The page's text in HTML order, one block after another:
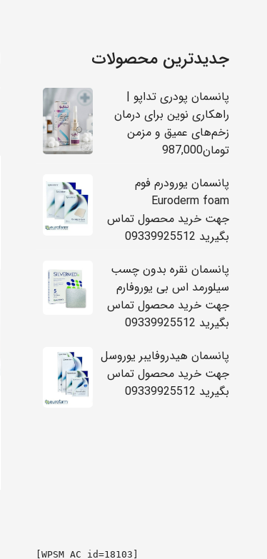
جدیدترین محصولات
پانسمان پودری تداپو |
راهکاری نوین برای درمان
زخم‌های عمیق و مزمن
تومان987,000
پانسمان یورودرم فوم
Euroderm foam
جهت خرید محصول تماس
بگیرید 09339925512
پانسمان نقره بدون چسب
سیلورمد اس بی یوروفارم
جهت خرید محصول تماس
بگیرید 09339925512
پانسمان هیدروفایبر یوروسل
جهت خرید محصول تماس
بگیرید 09339925512
[WPSM_AC id=18103]